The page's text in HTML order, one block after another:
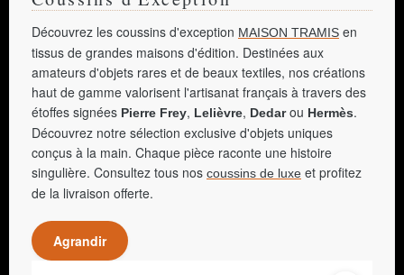
Découvrez les coussins d'exception MAISON TRAMIS en
tissus de grandes maisons d'édition. Destinées aux
amateurs d'objets rares et de beaux textiles, nos créations
haut de gamme valorisent l'artisanat français à travers des
étoffes signées Pierre Frey, Lelièvre, Dedarou Hermès.
Découvrez notre sélection exclusive d'objets uniques
conçus à la main. Chaque pièce raconte une histoire
singulière. Consultez tous nos coussins de luxe et profitez
de la livraison offerte.
Agrandir